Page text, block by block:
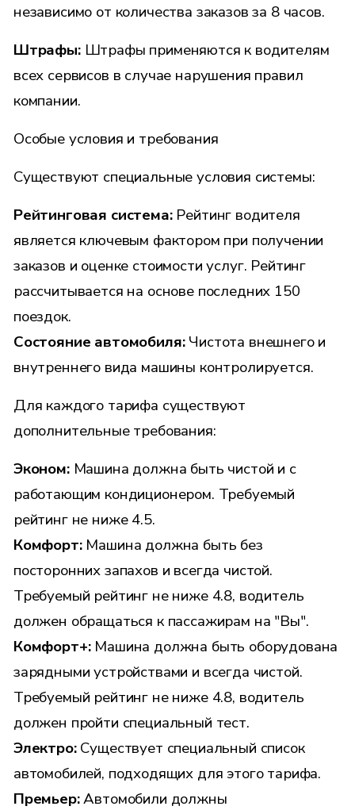
независимо от количества заказов за 8 часов.
Штрафы:Штрафы применяются к водителям
всех сервисов в случае нарушения правил
компании.
Особые условия и требования
Существуют специальные условия системы:
Рейтинговая система: Рейтинг водителя
является ключевым фактором при получении
заказов и оценке стоимости услуг. Рейтинг
рассчитывается на основе последних 150
поездок.
Состояние автомобиля:Чистота внешнего и
внутреннего вида машины контролируется.
Для каждого тарифа существуют
дополнительные требования:
Эконом:Машина должна быть чистой и с
работающим кондиционером. Требуемый
рейтинг не ниже 4.5.
Комфорт:Машина должна быть без
посторонних запахов и всегда чистой.
Требуемый рейтинг не ниже 4.8, водитель
должен обращаться к пассажирам на "Вы".
Комфорт+: Машина должна быть оборудована
зарядными устройствами и всегда чистой.
Требуемый рейтинг не ниже 4.8, водитель
должен пройти специальный тест.
Электро:Существует специальный список
автомобилей, подходящих для этого тарифа.
Премьер:Автомобили должны